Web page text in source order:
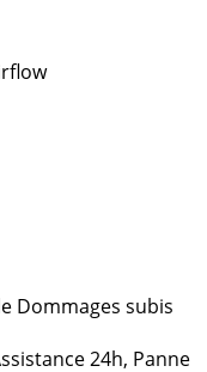
Dommages subis
24h, Panne